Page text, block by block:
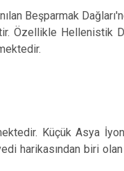
Beşparmak
Özellikle Hellenistik
Küçük Asya
harikasından biri